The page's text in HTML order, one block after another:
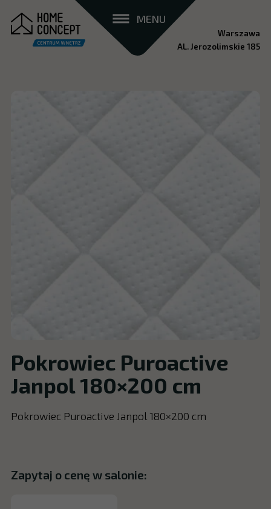
MENU
Warszawa
AL. Jerozolimskie 185
Pokrowiec Puroactive
Janpol 180×200 cm
Pokrowiec Puroactive Janpol 180×200 cm
Zapytaj o cenę w salonie: